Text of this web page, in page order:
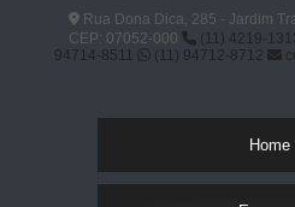
Rua Dona Dica, 285 - Jardim
CEP: 07052-000
(11) 4219-
94714-8511
(11) 94712-8712
Home